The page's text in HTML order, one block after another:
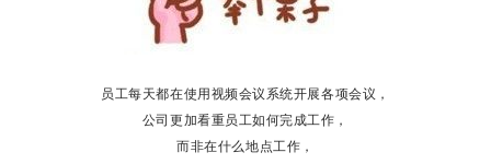
员工每天都在使用视频会议系统开展各项会议，
公司更加看重员工如何完成工作，
而非在什么地点工作，